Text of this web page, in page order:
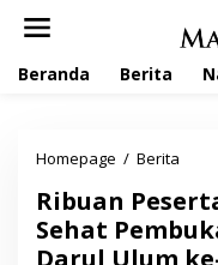
Beranda Berita
Homepage / Berita
b
u
a
Ribuan
Sehat
Darul Ulum